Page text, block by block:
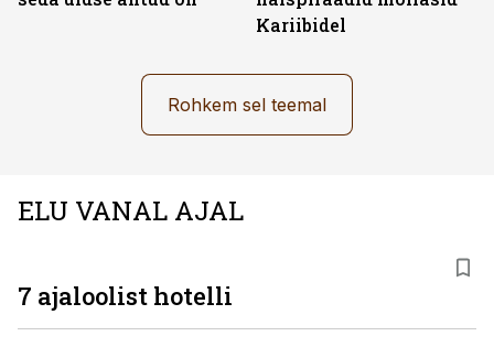
Kariibidel
Rohkem sel teemal
ELU VANAL AJAL
7 ajaloolist hotelli